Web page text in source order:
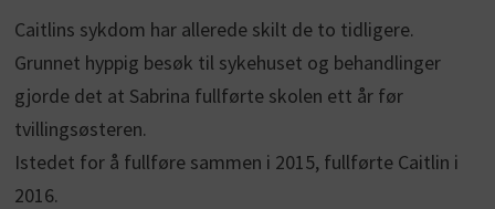
Caitlins sykdom har allerede skilt de to tidligere.
Grunnet hyppig besøk til sykehuset og behandlinger
gjorde det at Sabrina fullførte skolen ett år før
tvillingsøsteren.
Istedet for å fullføre sammen i 2015, fullførte Caitlin i
2016.